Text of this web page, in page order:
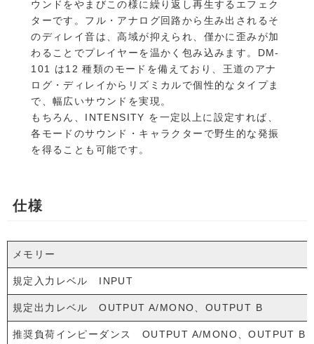
ウンドをやまびこの様に繰り返し再生するエフェク
ターです。フル・アナログ回路から生み出されるそ
のディレイ音は、高域が抑えられ、僅かに歪みが加
わることでプレイヤーを温かく包み込みます。DM-
101 は12 種類のモードを備えており、王道のアナ
ログ・ディレイからリズミカルで個性的なタイプま
で、幅広いサウンドを実現。
もちろん、INTENSITY を一定以上に設定すれば、
各モードのサウンド・キャラクターで野生的な発振
を得ることも可能です。
仕様
メモリー
規定入力レベル INPUT
規定出力レベル OUTPUT A/MONO、OUTPUT B
推奨負荷インピーダンス OUTPUT A/MONO、OUTPUT B